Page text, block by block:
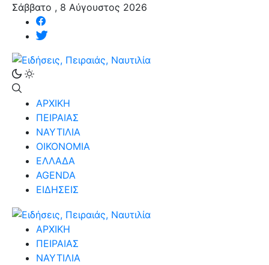
Σάββατο , 8 Αύγουστος 2026
ΑΡΧΙΚΗ
ΠΕΙΡΑΙΑΣ
ΝΑΥΤΙΛΙΑ
ΟΙΚΟΝΟΜΙΑ
ΕΛΛΑΔΑ
AGENDA
ΕΙΔΗΣΕΙΣ
ΑΡΧΙΚΗ
ΠΕΙΡΑΙΑΣ
ΝΑΥΤΙΛΙΑ